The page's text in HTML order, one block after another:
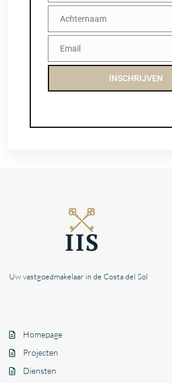
Achternaam
Achternaam
EmailEmail
INSCHRIJVEN
Uw vastgoedmakelaar in de Costa del Sol
Homepage
Projecten
Diensten